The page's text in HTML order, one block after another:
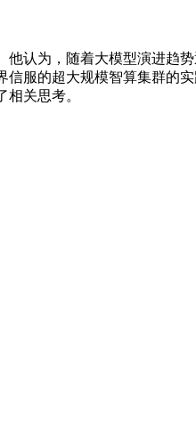
为，随着大模型演进趋
服的超大规模智算集群的
关思考。